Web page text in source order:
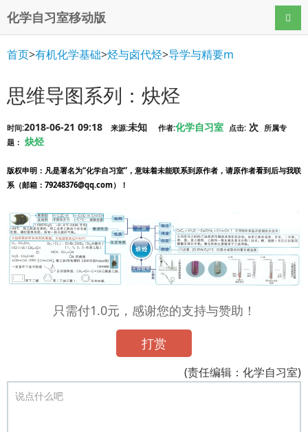
化学自习室移动版 导航
首页>有机化学基础>烃与卤代烃>导学与精要m
思维导图系列：炔烃
时间:2018-06-21 09:18 来源:未知 作者:化学自习室 点击: 次
所属专
题： 炔烃
版权申明 ：凡是署名为“化学自习室”，意味着未能联系到原作者，请原作者看到后与我联
系（邮箱：79248376@qq.com）！
只需付1.0元，感谢您的支持与赞助！
打赏
(责任编辑：化学自习室)
说点什么吧